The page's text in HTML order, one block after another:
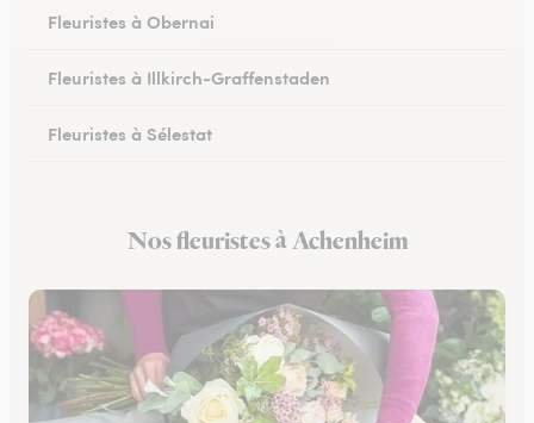
Fleuristes à Obernai
Fleuristes à Illkirch-Graffenstaden
Fleuristes à Sélestat
Fleuristes à Lingolsheim
Nos fleuristes à Achenheim